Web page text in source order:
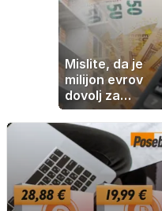
Mislite, da je
milijon evrov
dovolj za
sanjsko
stanovanje? Te
številke so
šokirale Evropo